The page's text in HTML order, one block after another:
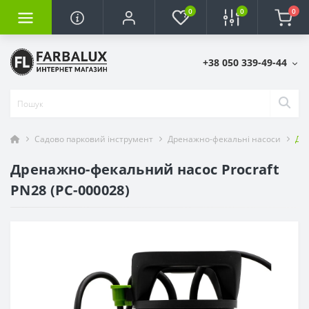
0 0 0
+38 050 339-49-44
Садово парковий інструмент Дренажно-фекальні насоси
Дренажно-фекальний насос Procraft
PN28 (PC-000028)